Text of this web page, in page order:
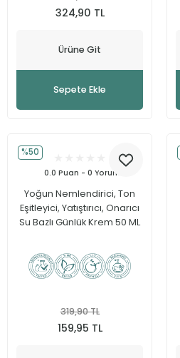
324,90 TL
Ürüne Git
Sepete Ekle
%50
0.0 Puan - 0 Yorum
Yoğun Nemlendirici, Ton
Eşitleyici, Yatıştırıcı, Onarıcı
Su Bazlı Günlük Krem 50 ML
319,90 TL
159,95 TL